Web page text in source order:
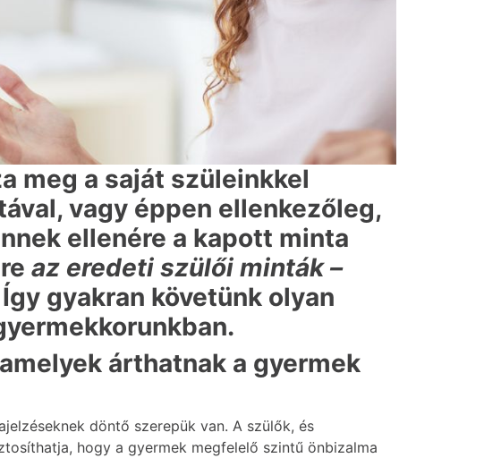
meg a saját szüleinkkel
vagy éppen ellenkezőleg,
ellenére a kapott minta
az eredeti szülői minták –
Így gyakran követünk olyan
árthatnak a gyermek
döntő szerepük van. A szülők, és
hogy a gyermek megfelelő szintű önbizalma